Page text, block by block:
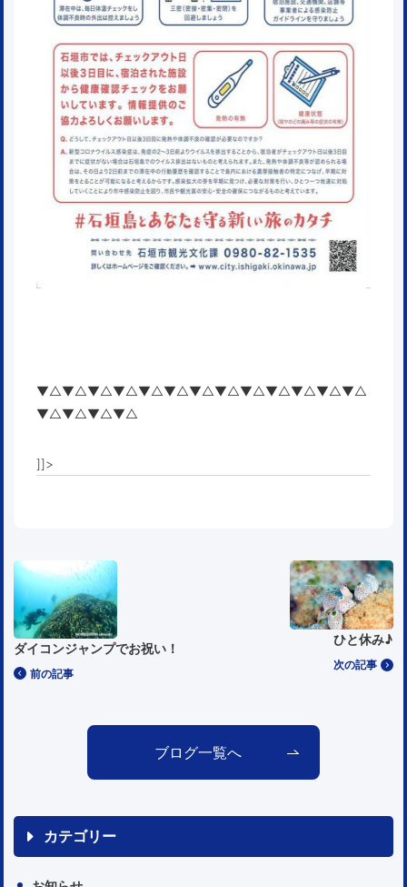
▼△▼△▼△▼△▼△▼△▼△▼△▼△▼△▼△▼△▼△
▼△▼△▼△▼△
]]>
前の記事
ダイコンジャンプでお祝い！
次の記事
ひと休み♪
ブログ一覧へ
カテゴリー